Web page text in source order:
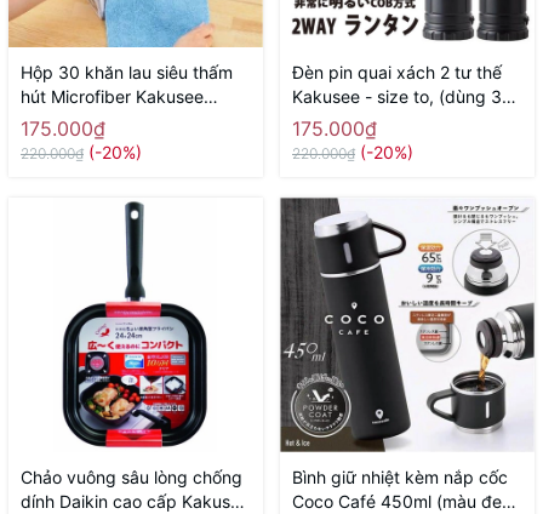
Hộp 30 khăn lau siêu thấm
hút Microfiber Kakusee
(dạng cuộn, dùng nhiều lần)
- Hàng Nhật nội địa
175.000₫
220.000₫ (-20%)
Đèn pin quai xách 2 tư thế
Kakusee - size to, (dùng 3
pin tiểu AA) - Hàng Nhật nội
địa
175.000₫
220.000₫ (-20%)
Chảo vuông sâu lòng chống
dính Daikin cao cấp Kakusee
Bình giữ nhiệt kèm nắp cốc
Coco Café 450ml (màu đen)